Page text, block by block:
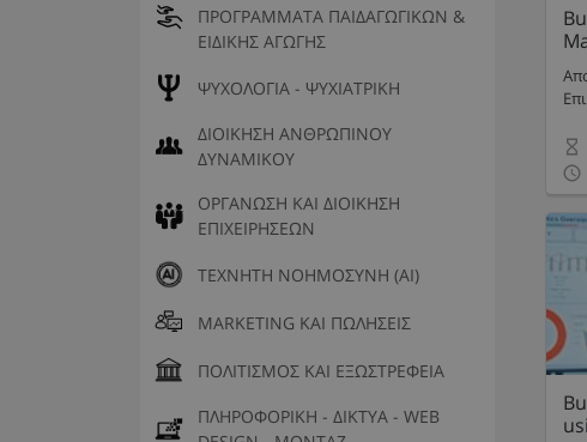
ΠΡΟΓΡΑΜΜΑΤΑ ΠΑΙΔΑΓΩΓΙΚΩΝ &
ΕΙΔΙΚΗΣ ΑΓΩΓΗΣ
ΨΥΧΟΛΟΓΙΑ - ΨΥΧΙΑΤΡΙΚΗ
ΔΙΟΙΚΗΣΗ ΑΝΘΡΩΠΙΝΟΥ
ΔΥΝΑΜΙΚΟΥ
ΟΡΓΑΝΩΣΗ ΚΑΙ ΔΙΟΙΚΗΣΗ
ΕΠΙΧΕΙΡΗΣΕΩΝ
ΤΕΧΝΗΤΗ ΝΟΗΜΟΣΥΝΗ (AI)
MARKETING ΚΑΙ ΠΩΛΗΣΕΙΣ
ΠΟΛΙΤΙΣΜΟΣ ΚΑΙ ΕΞΩΣΤΡΕΦΕΙΑ
ΠΛΗΡΟΦΟΡΙΚΗ - ΔΙΚΤΥΑ - WEB